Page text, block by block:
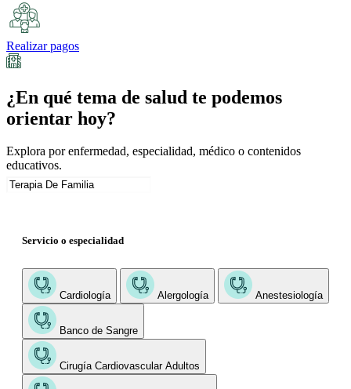
Realizar pagos
¿En qué tema de salud te podemos
orientar hoy?
Explora por enfermedad, especialidad, médico o contenidos
educativos.
Servicio o especialidad
Cardiología Alergología Anestesiología
Banco de Sangre
Cirugía Cardiovascular Adultos